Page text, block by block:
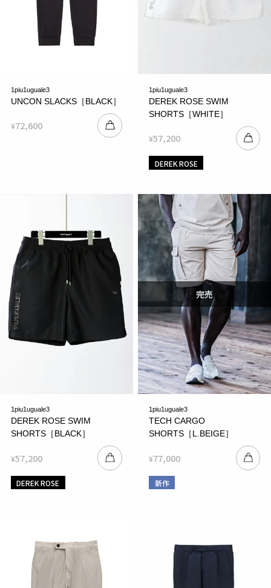
1piu1uguale3
UNCON SLACKS［BLACK］
¥72,600
1piu1uguale3
DEREK ROSE SWIM
SHORTS［WHITE］
¥57,200
DEREK ROSE
1piu1uguale3
DEREK ROSE SWIM
SHORTS［BLACK］
¥57,200
DEREK ROSE
1piu1uguale3
TECH CARGO
SHORTS［L.BEIGE］
¥77,000
新作